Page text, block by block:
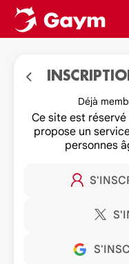
Déjà
Ce site est
propose un
personnes